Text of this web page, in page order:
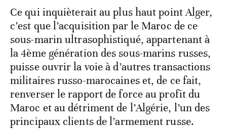
Ce qui inquièterait au plus haut point Alger,
c’est que l’acquisition par le Maroc de ce
sous-marin ultrasophistiqué, appartenant à
la 4ème génération des sous-marins russes,
puisse ouvrir la voie à d’autres transactions
militaires russo-marocaines et, de ce fait,
renverser le rapport de force au profit du
Maroc et au détriment de l’Algérie, l’un des
principaux clients de l’armement russe.